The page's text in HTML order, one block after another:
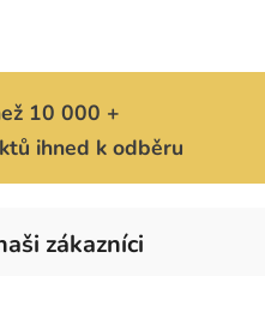
10 000 +
ihned k odběru
zákazníci